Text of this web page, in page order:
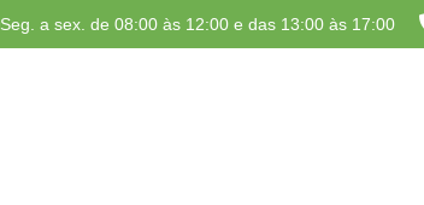
Seg. a sex. de 08:00 às 12:00 e das 13:00 às 17:00